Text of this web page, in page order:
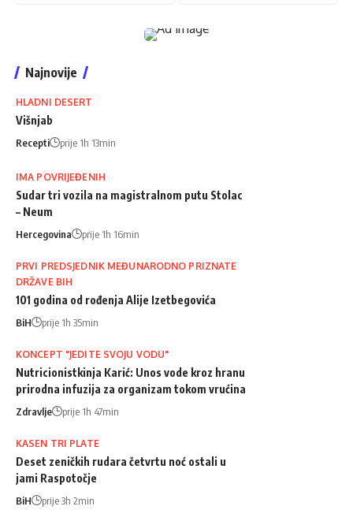
Najnovije
HLADNI DESERT
Višnjab
Recepti prije 1h 13min
IMA POVRIJEĐENIH
Sudar tri vozila na magistralnom putu Stolac
– Neum
Hercegovina prije 1h 16min
PRVI PREDSJEDNIK MEĐUNARODNO PRIZNATE
DRŽAVE BIH
101 godina od rođenja Alije Izetbegovića
BiH prije 1h 35min
KONCEPT "JEDITE SVOJU VODU"
Nutricionistkinja Karić: Unos vode kroz hranu
prirodna infuzija za organizam tokom vrućina
Zdravlje prije 1h 47min
KASEN TRI PLATE
Deset zeničkih rudara četvrtu noć ostali u
jami Raspotočje
BiH prije 3h 2min